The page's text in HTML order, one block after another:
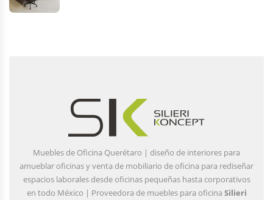
Muebles de Oficina Querétaro | diseño de interiores para
amueblar oficinas y venta de mobiliario de oficina para rediseñar
espacios laborales desde oficinas pequeñas hasta corporativos
en todo México | Proveedora de muebles para oficina Silieri